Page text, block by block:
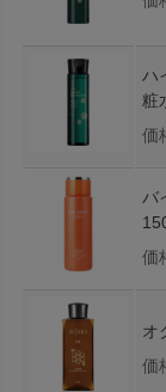
ハ
粧
価
バ
価
オ
価